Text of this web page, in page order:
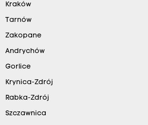
Kraków
Tarnów
Zakopane
Andrychów
Gorlice
Krynica-Zdrój
Rabka-Zdrój
Szczawnica